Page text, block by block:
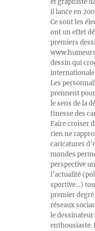
et graphiste
il lance en
Ce sont les
ont un effet
premiers
dessin qui
Les
prennent
le sens de la
finesse des
Faire croiser
rien ne
caricatures
mondes
perspective
l’actualité
sportive…)
premier
réseaux
le
enthousiaste.